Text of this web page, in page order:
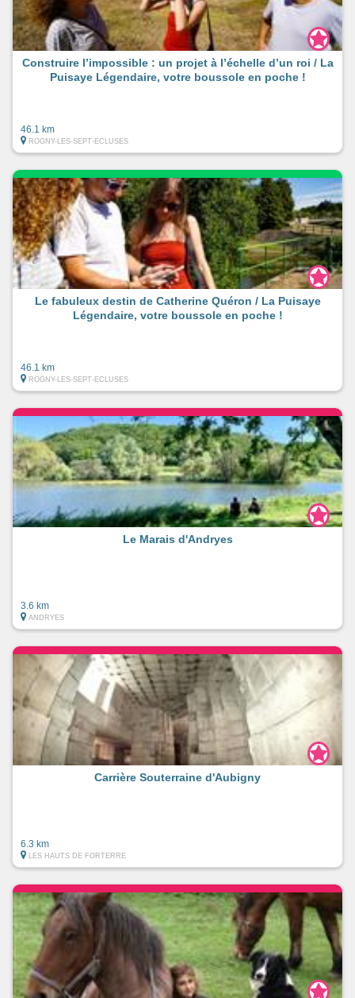
Construire l’impossible : un projet à l’échelle d’un roi / La
Puisaye Légendaire, votre boussole en poche !
46.1 km
ROGNY-LES-SEPT-ECLUSES
Le fabuleux destin de Catherine Quéron / La Puisaye
Légendaire, votre boussole en poche !
46.1 km
ROGNY-LES-SEPT-ECLUSES
Le Marais d'Andryes
3.6 km
ANDRYES
Carrière Souterraine d'Aubigny
6.3 km
LES HAUTS DE FORTERRE